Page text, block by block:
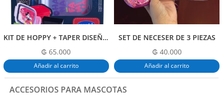
KIT DE HOPPY + TAPER DISEÑO DE STITCH
₲ 65.000
Añadir al carrito
SET DE NECESER DE 3 PIEZAS
₲ 40.000
Añadir al carrito
ACCESORIOS PARA MASCOTAS